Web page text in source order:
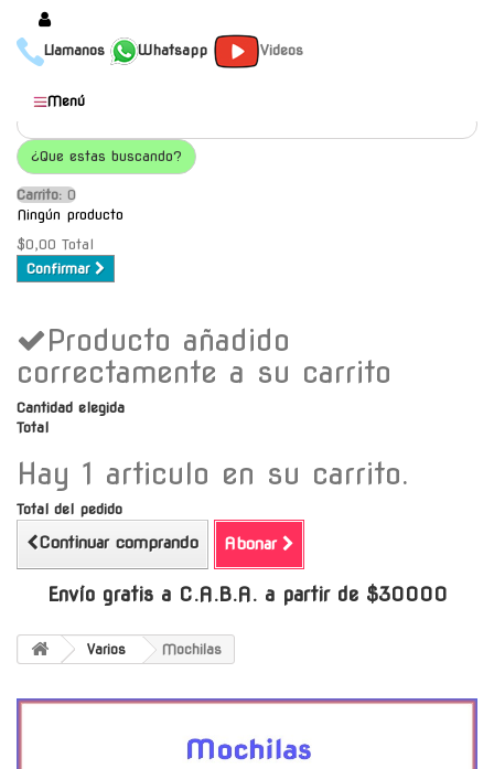
Llamanos Whatsapp Videos
Productos
Populares
Categorías
Marcas
Mayoristas
Contacto
Envío gratis a C.A.B.A. a
partir de $30000
Menú
¿Que estas buscando?
Carrito: O
Ningún producto
$0,00 Total
Confirmar
Producto añadido
correctamente a su carrito
Cantidad elegida
Total
Hay 1 articulo en su carrito.
Total del pedido
Continuar comprando Abonar
Envío gratis a C.A.B.A. a partir de $30000
Varios Mochilas